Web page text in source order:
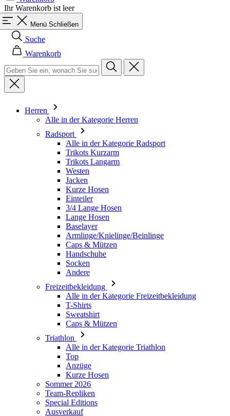
Warenkorb
Herren
Alle in der Kategorie Herren
Trikots Langarm
Westen
Jacken
Kurze Hosen
Einteiler
3/4 Lange Hosen
Lange Hosen
Baselayer
Armlinge/Knielinge/Beinlinge
Caps & Mützen
Handschuhe
Socken
Andere
Freizeitbekleidung
Alle in der Kategorie Freizeitbekleidung
T-Shirts
Sweatshirt
Caps & Mützen
Triathlon
Alle in der Kategorie Triathlon
Top
Anzüge
Kurze Hosen
Sommer 2026
Team-Repliken
Special Editions
Ausverkauf
Geschenkgutscheine
Damen
Alle in der Kategorie Damen